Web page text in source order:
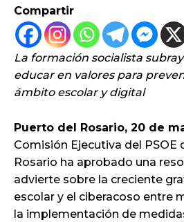
Compartir
La formación socialista
educar en valores para
ámbito escolar y digital
Puerto del Rosario, 20 de
Comisión Ejecutiva del PSOE
Rosario ha aprobado una
advierte sobre la creciente
escolar y el ciberacoso entre
la implementación de